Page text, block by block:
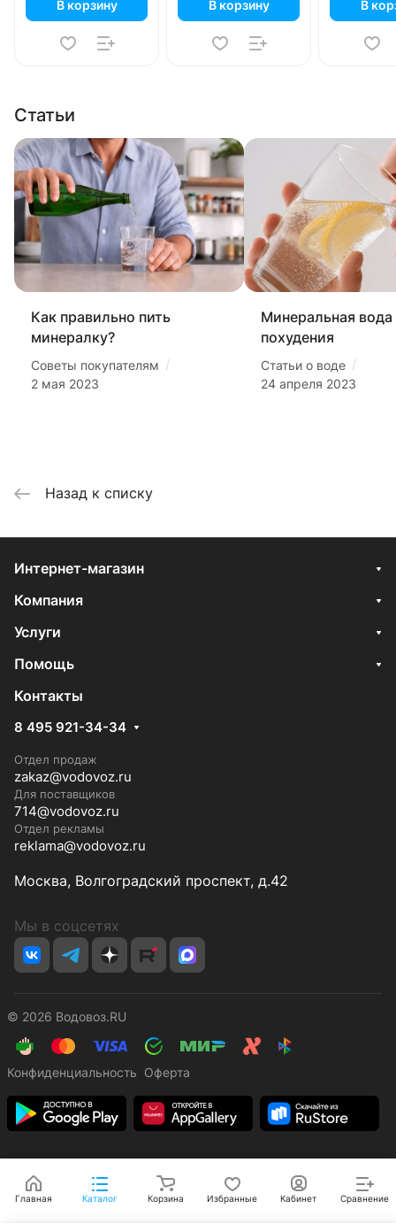
В корзину В корзину В
Статьи
Как правильно пить
минералку?
Советы покупателям /
2 мая 2023
Минеральная вода
похудения
Статьи о воде /
24 апреля 2023
Назад к списку
Интернет-магазин
Компания
Услуги
Помощь
Контакты
8 495 921-34-34
Отдел продаж
zakaz@vodovoz.ru
Для поставщиков
714@vodovoz.ru
Отдел рекламы
reklama@vodovoz.ru
Москва, Волгоградский проспект, д.42
Мы в соцсетях
© 2026 Водовоз.RU
Конфиденциальность Оферта
Главная Каталог Корзина Избранные Кабинет Сравнение